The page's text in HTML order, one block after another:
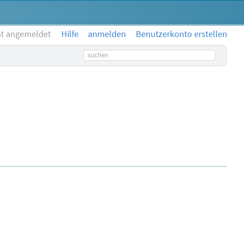
angemeldet Hilfe anmelden
Benutzerkonto erstellen
Suchbegriff